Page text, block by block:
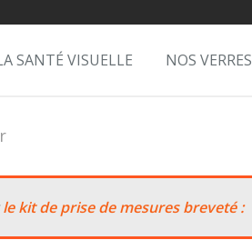
SANTÉ VISUELLE NOS VERRES
le kit de prise de mesures breveté :